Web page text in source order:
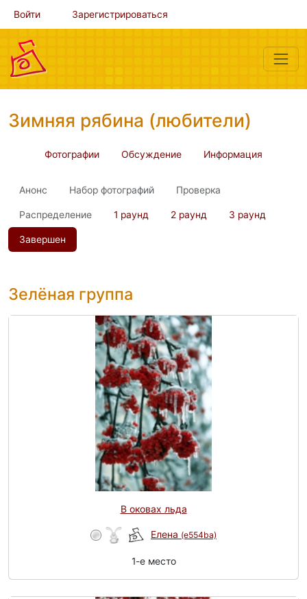
Войти Зарегистрироваться
Зимняя рябина (любители)
Фотографии Обсуждение Информация
Анонс Набор фотографий Проверка
Распределение 1 раунд 2 раунд 3 раунд
Завершен
Зелёная группа
В оковах льда
Елена (e554ba)
1-e место